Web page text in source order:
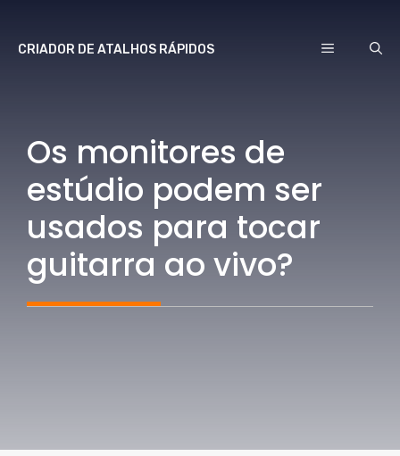
CRIADOR DE ATALHOS RÁPIDOS CARDÁPIO
Os monitores de
estúdio podem ser
usados ​​para tocar
guitarra ao vivo?